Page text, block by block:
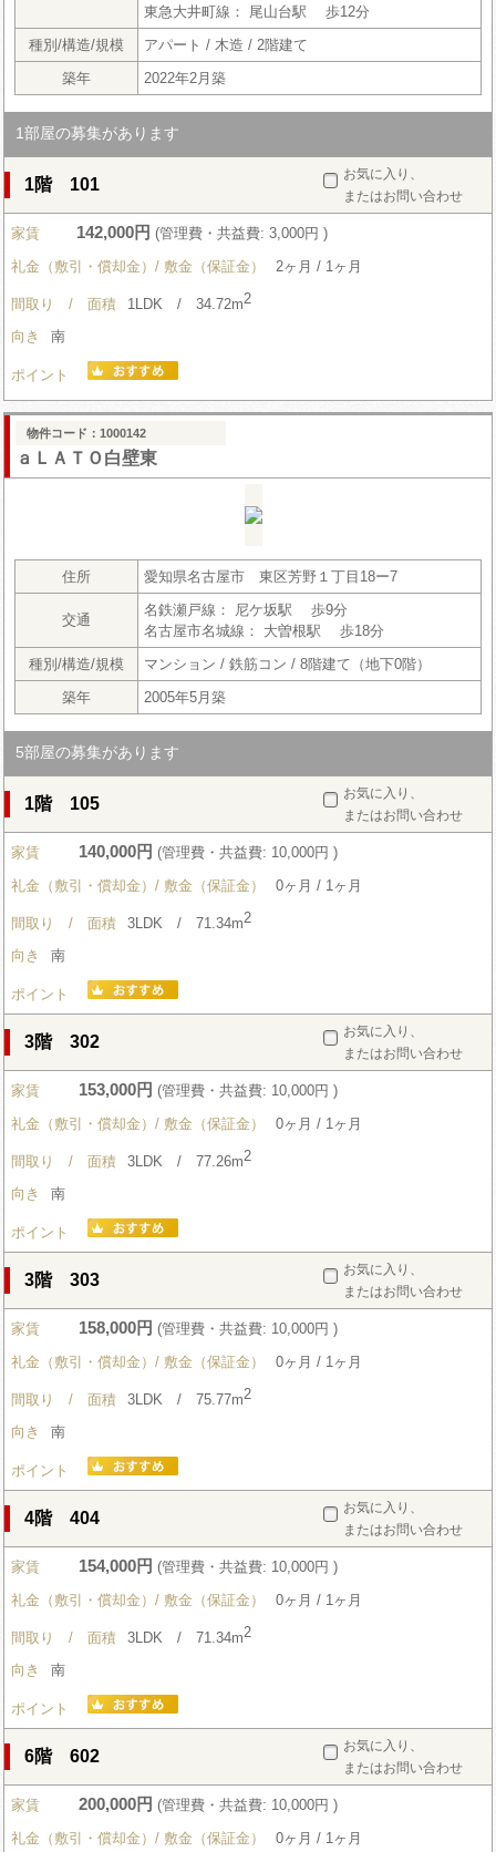
東急大井町線： 尾山台駅 歩12分
種別/構造/規模
アパート / 木造 / 2階建て
築年
2022年2月築
1部屋の募集があります
お気に入り、
またはお問い合わせ
1階 101
家賃 142,000円 (管理費・共益費: 3,000円 )
礼金（敷引・償却金）/ 敷金（保証金）
2ヶ月 / 1ヶ月
間取り / 面積 1LDK / 34.72m2
向き 南
ポイント
物件コード：1000142
ａＬＡＴＯ白壁東
住所 愛知県名古屋市 東区芳野１丁目18ー7
交通
名鉄瀬戸線： 尼ケ坂駅 歩9分
名古屋市名城線： 大曽根駅 歩18分
種別/構造/規模
マンション / 鉄筋コン / 8階建て（地下0階）
築年
2005年5月築
5部屋の募集があります
お気に入り、
またはお問い合わせ
1階 105
家賃 140,000円 (管理費・共益費: 10,000円 )
礼金（敷引・償却金）/ 敷金（保証金）
0ヶ月 / 1ヶ月
間取り / 面積 3LDK / 71.34m2
向き 南
ポイント
お気に入り、
またはお問い合わせ
3階 302
家賃 153,000円 (管理費・共益費: 10,000円 )
礼金（敷引・償却金）/ 敷金（保証金）
0ヶ月 / 1ヶ月
間取り / 面積 3LDK / 77.26m2
向き 南
ポイント
お気に入り、
またはお問い合わせ
3階 303
家賃 158,000円 (管理費・共益費: 10,000円 )
礼金（敷引・償却金）/ 敷金（保証金）
0ヶ月 / 1ヶ月
間取り / 面積 3LDK / 75.77m2
向き 南
ポイント
お気に入り、
またはお問い合わせ
4階 404
家賃 154,000円 (管理費・共益費: 10,000円 )
礼金（敷引・償却金）/ 敷金（保証金）
0ヶ月 / 1ヶ月
間取り / 面積 3LDK / 71.34m2
向き 南
ポイント
お気に入り、
またはお問い合わせ
6階 602
家賃 200,000円 (管理費・共益費: 10,000円 )
礼金（敷引・償却金）/ 敷金（保証金）
0ヶ月 / 1ヶ月